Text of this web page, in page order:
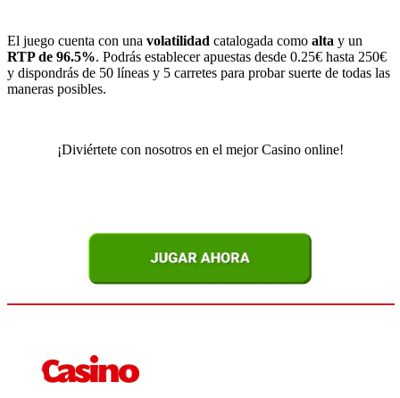
El juego cuenta con una volatilidad catalogada como alta y un
RTP de 96.5%. Podrás establecer apuestas desde 0.25€ hasta 250€
y dispondrás de 50 líneas y 5 carretes para probar suerte de todas las
maneras posibles.
¡Diviértete con nosotros en el mejor Casino online!